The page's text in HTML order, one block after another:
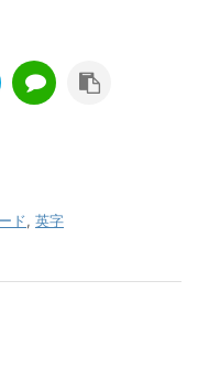
ド, 英字